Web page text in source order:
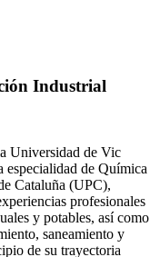
Industrial
Universidad de Vic
de Química
Cataluña (UPC),
profesionales
y potables, así como
saneamiento y
de su trayectoria